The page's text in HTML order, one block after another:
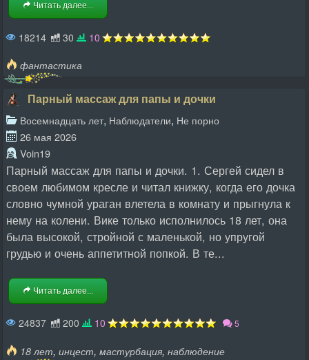
Читать далее...
18214 30
10
фантастика
Парный массаж для папы и дочки
Восемнадцать лет, Наблюдатели, Не порно
26 мая 2026
Voin19
Парный массаж для папы и дочки. 1. Сергей сидел в
своем любимом кресле и читал книжку, когда его дочка
словно чумной ураган влетела в комнату и прыгнула к
нему на колени. Вике только исполнилось 18 лет, она
была высокой, стройной с маленькой, но упругой
грудью и очень аппетитной попкой. В те...
Читать далее...
24837 200 10 5
18 лет, инцест, мастурбация, наблюдение